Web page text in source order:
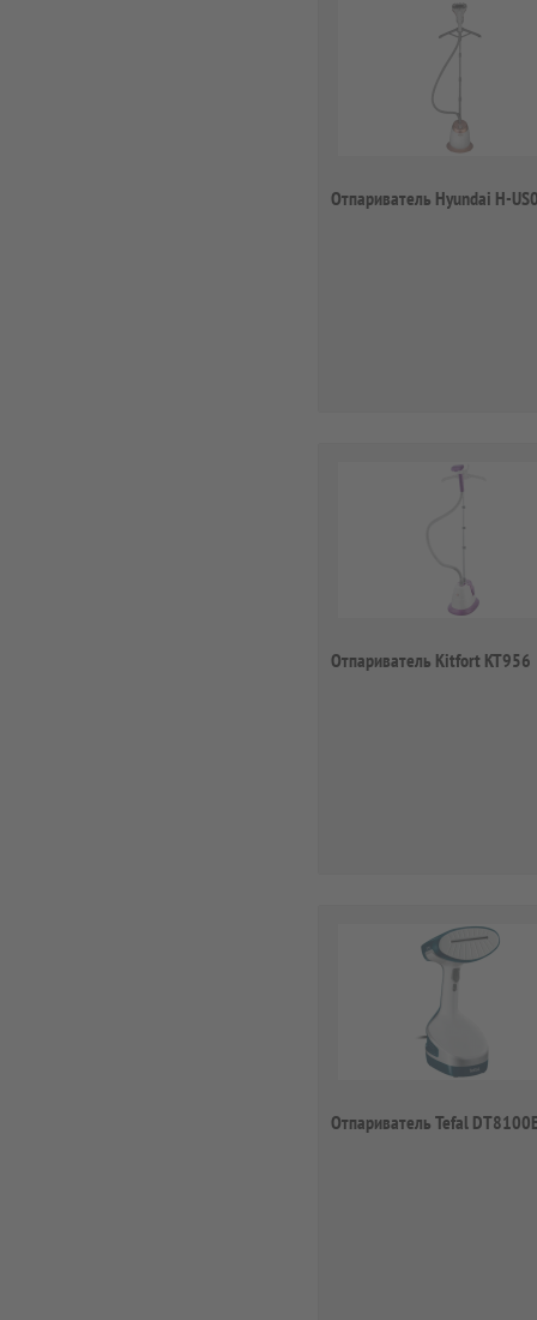
Отпариватель Hyundai H-
Отпариватель Kitfort KT956
Отпариватель Tefal